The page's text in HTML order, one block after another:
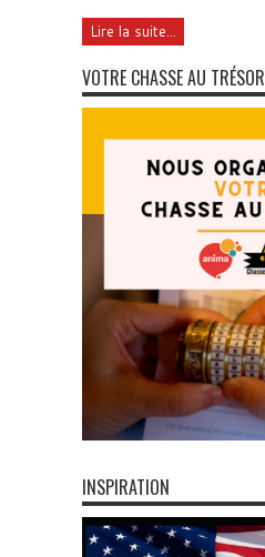
Lire la suite...
VOTRE CHASSE AU TRÉSOR
INSPIRATION